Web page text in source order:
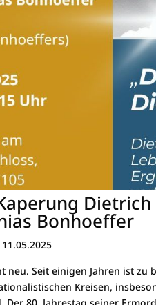
Bonhoeffer
11.05.2025
neu. Seit einigen Jahren ist
Kreisen,
80. Jahrestag seiner